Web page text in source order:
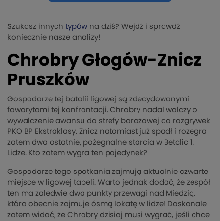
Szukasz innych typów na dziś? Wejdź i sprawdź
koniecznie nasze analizy!
Chrobry Głogów-Znicz
Pruszków
Gospodarze tej batalii ligowej są zdecydowanymi
faworytami tej konfrontacji. Chrobry nadal walczy o
wywalczenie awansu do strefy barażowej do rozgrywek
PKO BP Ekstraklasy. Znicz natomiast już spadł i rozegra
zatem dwa ostatnie, pożegnalne starcia w Betclic 1.
Lidze. Kto zatem wygra ten pojedynek?
Gospodarze tego spotkania zajmują aktualnie czwarte
miejsce w ligowej tabeli. Warto jednak dodać, że zespół
ten ma zaledwie dwa punkty przewagi nad Miedzią,
która obecnie zajmuje ósmą lokatę w lidze! Doskonale
zatem widać, że Chrobry dzisiaj musi wygrać, jeśli chce